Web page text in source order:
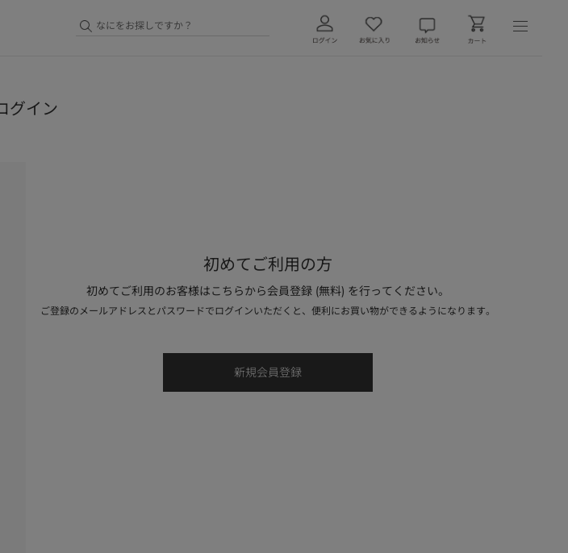
グイン
初めてご利用の方
初めてご利用のお客様はこちらから会員登録 (無料) を行ってください。
ご登録のメールアドレスとパスワードでログインいただくと、便利にお買い物ができるようになります。